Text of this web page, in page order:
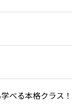
べる本格クラス！